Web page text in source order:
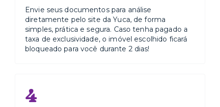
Envie seus documentos para análise
diretamente pelo site da Yuca, de forma
simples, prática e segura. Caso tenha pagado a
taxa de exclusividade, o imóvel escolhido ficará
bloqueado para você durante 2 dias!
4